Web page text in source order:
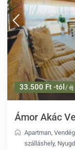
33.500 Ft -tól / éj
Ámor Akác
Apartman,
szálláshely,